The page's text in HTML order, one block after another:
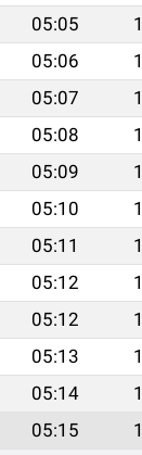
05:05
05:06
05:07
05:08
05:09
05:10
05:11
05:12
05:12
05:13
05:14
05:15